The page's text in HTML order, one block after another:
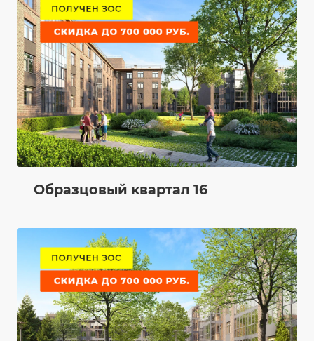
Образцовый квартал 16